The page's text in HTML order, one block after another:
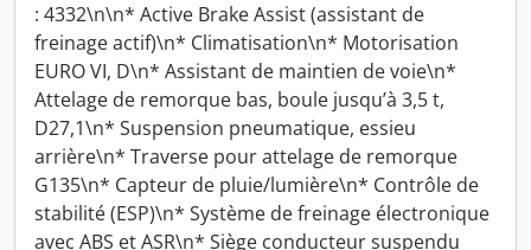
: 4332\n\n* Active Brake Assist (assistant de
freinage actif)\n* Climatisation\n* Motorisation
EURO VI, D\n* Assistant de maintien de voie\n*
Attelage de remorque bas, boule jusqu’à 3,5 t,
D27,1\n* Suspension pneumatique, essieu
arrière\n* Traverse pour attelage de remorque
G135\n* Capteur de pluie/lumière\n* Contrôle de
stabilité (ESP)\n* Système de freinage électronique
avec ABS et ASR\n* Siège conducteur suspendu